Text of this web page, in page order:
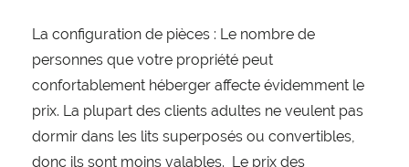
La configuration de pièces : Le nombre de
personnes que votre propriété peut
confortablement héberger affecte évidemment le
prix. La plupart des clients adultes ne veulent pas
dormir dans les lits superposés ou convertibles,
donc ils sont moins valables. Le prix des